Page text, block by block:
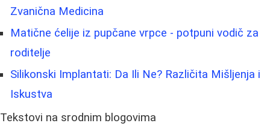
Zvanična Medicina
Matične ćelije iz pupčane vrpce - potpuni vodič za
roditelje
Silikonski Implantati: Da Ili Ne? Različita Mišljenja i
Iskustva
Tekstovi na srodnim blogovima